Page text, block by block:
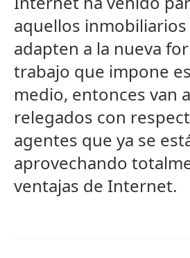
aquellos
adapten a la nueva
trabajo que impone
medio, entonces van
relegados con
agentes que ya se
aprovechando
ventajas de Internet.